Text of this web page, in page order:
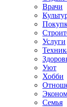
Врачи
Услуги
Уют
Хобби
Семья